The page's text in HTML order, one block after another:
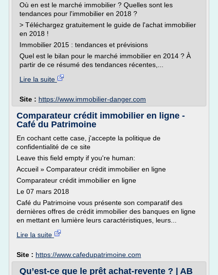
Où en est le marché immobilier ? Quelles sont les
tendances pour l'immobilier en 2018 ?
> Téléchargez gratuitement le guide de l'achat immobilier
en 2018 !
Immobilier 2015 : tendances et prévisions
Quel est le bilan pour le marché immobilier en 2014 ? À
partir de ce résumé des tendances récentes,...
Lire la suite
Site : https://www.immobilier-danger.com
Comparateur crédit immobilier en ligne -
Café du Patrimoine
En cochant cette case, j'accepte la politique de
confidentialité de ce site
Leave this field empty if you're human:
Accueil » Comparateur crédit immobilier en ligne
Comparateur crédit immobilier en ligne
Le 07 mars 2018
Café du Patrimoine vous présente son comparatif des
dernières offres de crédit immobilier des banques en ligne
en mettant en lumière leurs caractéristiques, leurs...
Lire la suite
Site : https://www.cafedupatrimoine.com
Qu’est-ce que le prêt achat-revente ? | AB